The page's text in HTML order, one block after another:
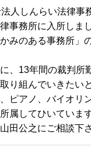
人しんらい法律事
事務所に入所しま
みのある事務所」
、13年間の裁判所
り組んでいきたい
ピアノ、バイオリ
属してひいていま
田公之にご相談下さ